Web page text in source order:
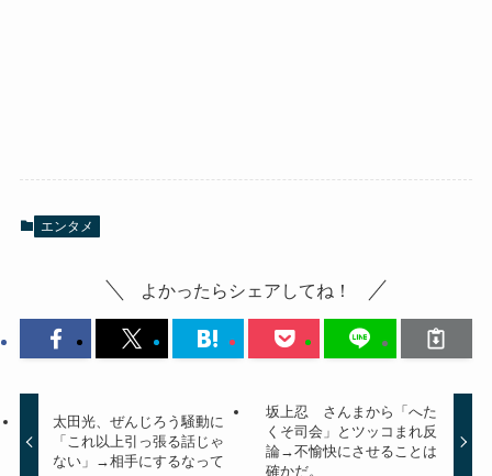
エンタメ
よかったらシェアしてね！
太田光、ぜんじろう騒動に
「これ以上引っ張る話じゃ
ない」→相手にするなって
坂上忍 さんまから「へた
くそ司会」とツッコまれ反
論→不愉快にさせることは
確かだ。